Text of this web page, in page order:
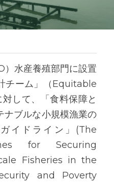
）水産養殖部門に設置
チーム」（Equitable
して、「食料保障と
ナブルな小規模漁業の
イドライン」(The
for Securing
Fisheries in the
and Poverty